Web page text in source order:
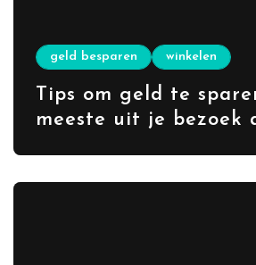
geld besparen winkelen
Tips om geld te
meeste uit je bezoek